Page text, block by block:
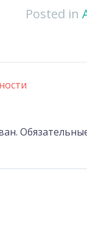
Posted in